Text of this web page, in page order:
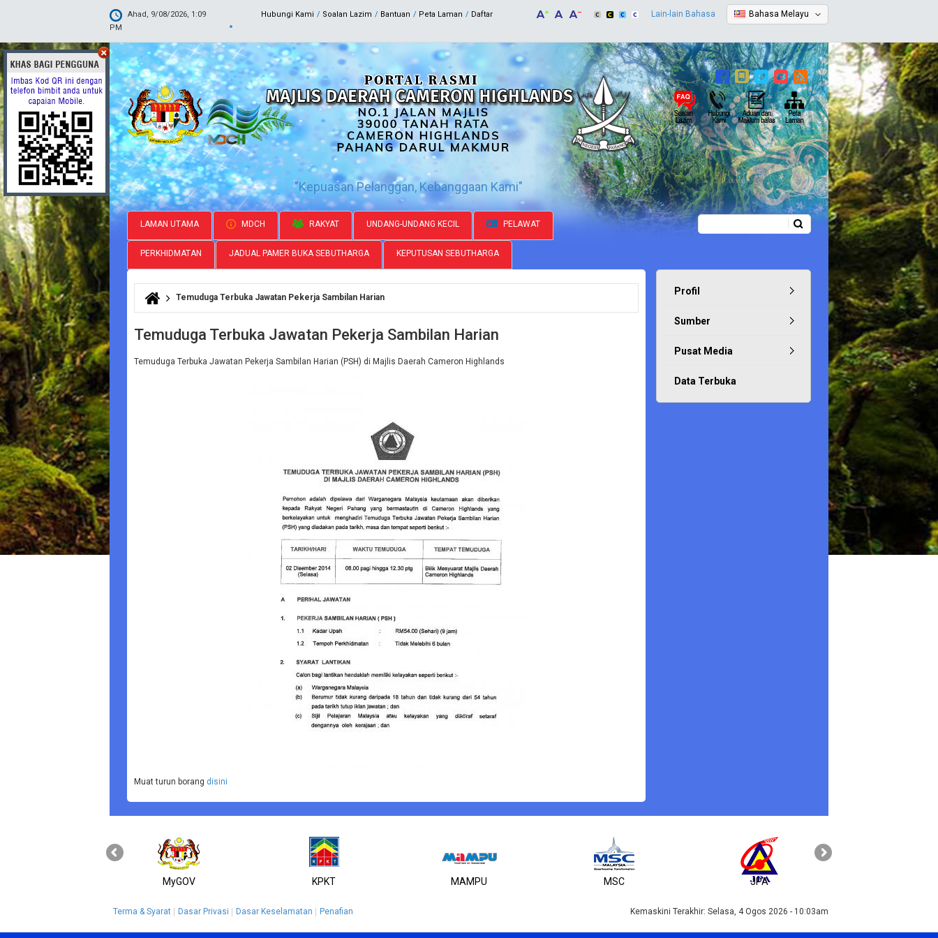
Ahad, 9/08/2026, 1:09
PM
Hubungi Kami Soalan Lazim Bantuan Peta Laman Daftar Bahasa Melayu
Lain-lain Bahasa
"Kepuasan Pelanggan, Kebanggaan Kami"
LAMAN UTAMA MDCH RAKYAT UNDANG-UNDANG KECIL PELAWAT
PERKHIDMATAN JADUAL PAMER BUKA SEBUTHARGA KEPUTUSAN SEBUTHARGA
Borang carian
Anda di siniTemuduga Terbuka Jawatan Pekerja Sambilan Harian
Temuduga Terbuka Jawatan Pekerja Sambilan Harian
Temuduga Terbuka Jawatan Pekerja Sambilan Harian (PSH) di Majlis Daerah Cameron Highlands
Muat turun borang disini
Profil
Sumber
Pusat Media
Data Terbuka
MyGOV KPKT MAMPU MSC JPA
Terma & Syarat Dasar Privasi Dasar Keselamatan Penafian Kemaskini Terakhir: Selasa, 4 Ogos 2026 - 10:03am